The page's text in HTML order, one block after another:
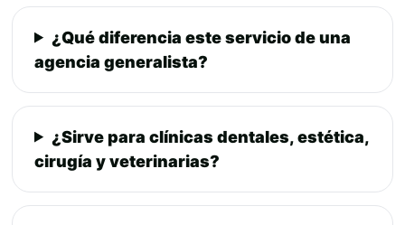
¿Qué diferencia este servicio de una
agencia generalista?
¿Sirve para clínicas dentales, estética,
cirugía y veterinarias?